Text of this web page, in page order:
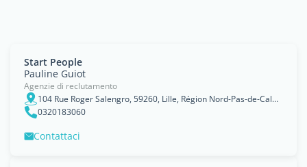
Start People
Pauline Guiot
Agenzie di reclutamento
104 Rue Roger Salengro, 59260, Lille, Région Nord-Pas-de-Calais
0320183060
Contattaci